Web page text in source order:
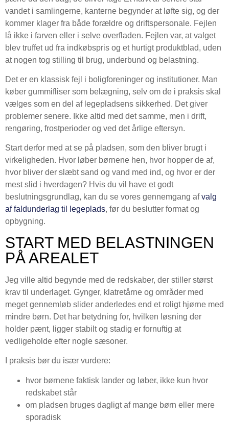
vandet i samlingerne, kanterne begynder at løfte sig, og der
kommer klager fra både forældre og driftspersonale. Fejlen
lå ikke i farven eller i selve overfladen. Fejlen var, at valget
blev truffet ud fra indkøbspris og et hurtigt produktblad, uden
at nogen tog stilling til brug, underbund og belastning.
Det er en klassisk fejl i boligforeninger og institutioner. Man
køber gummifliser som belægning, selv om de i praksis skal
vælges som en del af legepladsens sikkerhed. Det giver
problemer senere. Ikke altid med det samme, men i drift,
rengøring, frostperioder og ved det årlige eftersyn.
Start derfor med at se på pladsen, som den bliver brugt i
virkeligheden. Hvor løber børnene hen, hvor hopper de af,
hvor bliver der slæbt sand og vand med ind, og hvor er der
mest slid i hverdagen? Hvis du vil have et godt
beslutningsgrundlag, kan du se vores gennemgang afvalg
af faldunderlag til legeplads, før du beslutter format og
opbygning.
START MED BELASTNINGEN
PÅ AREALET
Jeg ville altid begynde med de redskaber, der stiller størst
krav til underlaget. Gynger, klatretårne og områder med
meget gennemløb slider anderledes end et roligt hjørne med
mindre børn. Det har betydning for, hvilken løsning der
holder pænt, ligger stabilt og stadig er fornuftig at
vedligeholde efter nogle sæsoner.
I praksis bør du især vurdere:
hvor børnene faktisk lander og løber, ikke kun hvor
redskabet står
om pladsen bruges dagligt af mange børn eller mere
sporadisk